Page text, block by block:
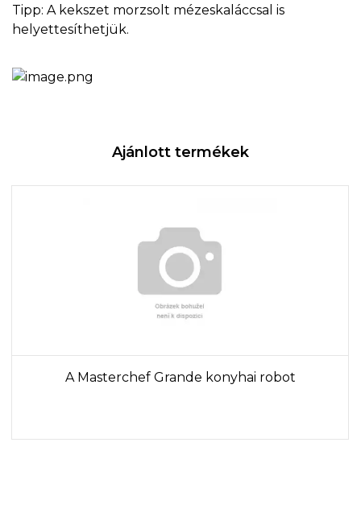
Tipp: A kekszet morzsolt mézeskaláccsal is
helyettesíthetjük.
Ajánlott termékek
A Masterchef Grande konyhai robot